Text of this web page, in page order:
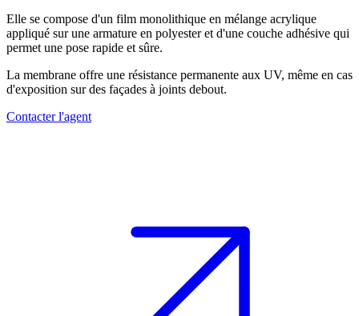
Elle se compose d'un film monolithique en mélange acrylique
appliqué sur une armature en polyester et d'une couche adhésive qui
permet une pose rapide et sûre.
La membrane offre une résistance permanente aux UV, même en cas
d'exposition sur des façades à joints debout.
Contacter l'agent